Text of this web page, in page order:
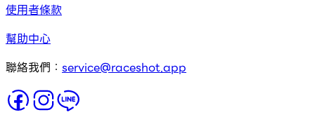
使用者條款
幫助中心
聯絡我們： service@raceshot.app